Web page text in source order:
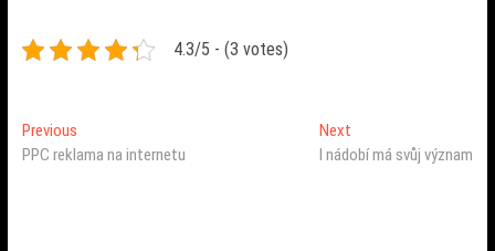
4.3/5 - (3 votes)
Navigace
pro
PreviousPrevious
post:
PPC reklama na internetu
Next
post:
I nádobí má svůj význam